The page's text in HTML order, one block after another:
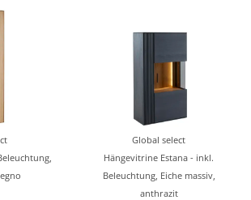
Global select
Hängevitrine Estana - inkl.
Beleuchtung, Eiche massiv,
anthrazit